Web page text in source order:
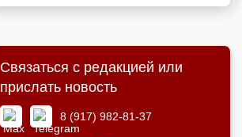
Связаться с редакцией или
прислать новость
8 (917) 982-81-37